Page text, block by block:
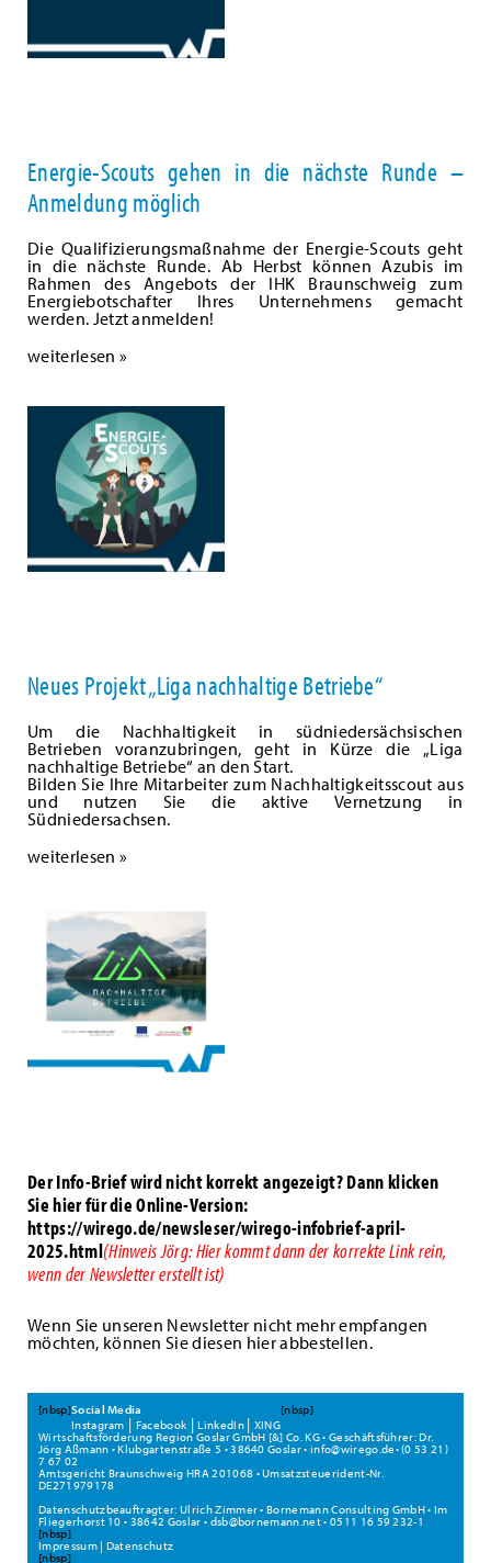
Energie-Scouts gehen in die nächste Runde –
Anmeldung möglich
Die Qualifizierungsmaßnahme der Energie-Scouts geht
in die nächste Runde. Ab Herbst können Azubis im
Rahmen des Angebots der IHK Braunschweig zum
Energiebotschafter Ihres Unternehmens gemacht
werden. Jetzt anmelden!
weiterlesen »
Neues Projekt „Liga nachhaltige Betriebe“
Um die Nachhaltigkeit in südniedersächsischen
Betrieben voranzubringen, geht in Kürze die „Liga
nachhaltige Betriebe“ an den Start.
Bilden Sie Ihre Mitarbeiter zum Nachhaltigkeitsscout aus
und nutzen Sie die aktive Vernetzung in
Südniedersachsen.
weiterlesen »
Der Info-Brief wird nicht korrekt angezeigt? Dann klicken
Sie hier für die Online-Version:
https://wirego.de/newsleser/wirego-infobrief-april-
2025.html(Hinweis Jörg: Hier kommt dann der korrekte Link rein,
wenn der Newsletter erstellt ist)
Wenn Sie unseren Newsletter nicht mehr empfangen
möchten, können Sie diesen hierabbestellen.
[nbsp]Social Media
Instagram | Facebook |LinkedIn | XING
[nbsp]
Wirtschaftsförderung Region Goslar GmbH [&] Co. KG • Geschäftsführer: Dr.
Jörg Aßmann • Klubgartenstraße 5 • 38640 Goslar •info@wirego.de• (0 53 21)
7 67 02
Amtsgericht Braunschweig HRA 201068 • Umsatzsteuerident-Nr.
DE271979178
Datenschutzbeauftragter: Ulrich Zimmer • Bornemann Consulting GmbH • Im
Fliegerhorst 10 • 38642 Goslar • dsb@bornemann.net• 0511 16 59 232-1
[nbsp]
Impressum| Datenschutz
[nbsp]